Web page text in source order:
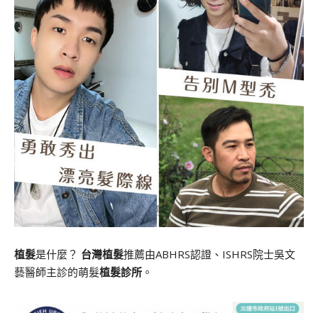
植髮是什麼？ 台灣植髮推薦由ABHRS認證、ISHRS院士吳文
藝醫師主診的萌髮植髮診所 。